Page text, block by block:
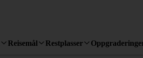
Reisemål Restplasser